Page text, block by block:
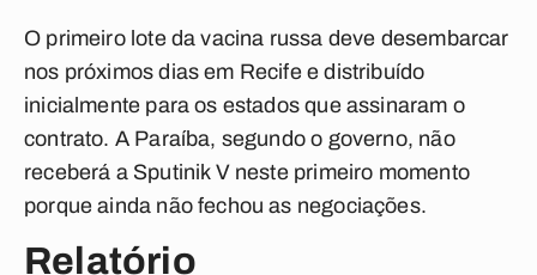
O primeiro lote da vacina russa deve desembarcar
nos próximos dias em Recife e distribuído
inicialmente para os estados que assinaram o
contrato. A Paraíba, segundo o governo, não
receberá a Sputinik V neste primeiro momento
porque ainda não fechou as negociações.
Relatório